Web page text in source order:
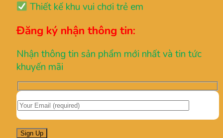
Thiết kế khu vui chơi trẻ em
Đăng ký nhận thông tin:
Nhận thông tin sản phẩm mới nhất và tin tức
khuyến mãi